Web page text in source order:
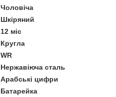
Чоловіча
Шкіряний
12 міс
Кругла
WR
Нержавіюча сталь
Арабські цифри
Батарейка